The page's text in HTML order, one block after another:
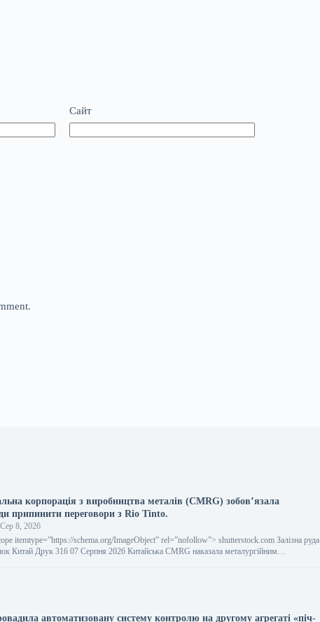
Сайт
корпорація з виробництва металів (CMRG) зобов’язала
припинити переговори з Rio Tinto.
Сер 8, 2026
itemtype=”https://schema.org/ImageObject” rel=”nofollow”> shutterstock.com Залізна руда
Китай Друк 316 07 Серпня 2026 Китайська CMRG наказала металургійним…
автоматизовану систему контролю на другому агрегаті «піч-